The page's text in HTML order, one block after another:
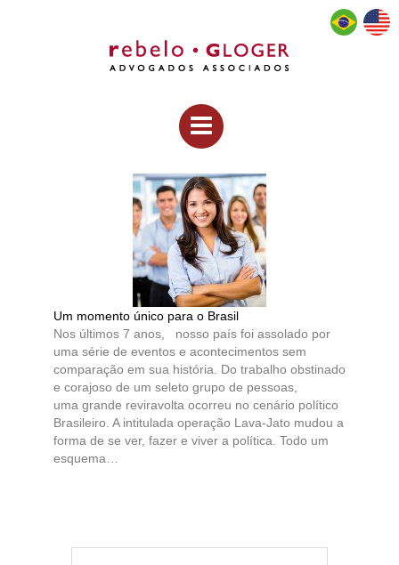
Um momento único para o Brasil
Nos últimos 7 anos, nosso país foi assolado por
uma série de eventos e acontecimentos sem
comparação em sua história. Do trabalho obstinado
e corajoso de um seleto grupo de pessoas,
uma grande reviravolta ocorreu no cenário político
Brasileiro. A intitulada operação Lava-Jato mudou a
forma de se ver, fazer e viver a política. Todo um
esquema…